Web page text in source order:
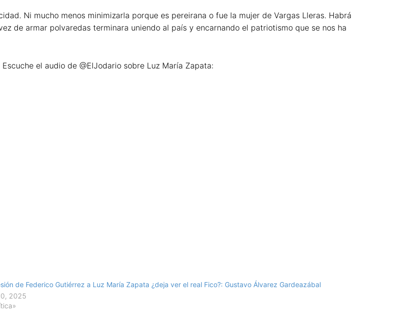
Ni mucho menos minimizarla porque es pereirana o fue la mujer de Vargas Lleras. Habrá
de armar polvaredas terminara uniendo al país y encarnando el patriotismo que se nos ha
el audio de @ElJodario sobre Luz María Zapata:
de Federico Gutiérrez a Luz María Zapata ¿deja ver el real Fico?: Gustavo Álvarez Gardeazábal
2025